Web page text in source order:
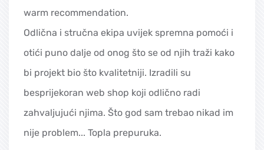
warm recommendation.
Odlična i stručna ekipa uvijek spremna pomoći i
otići puno dalje od onog što se od njih traži kako
bi projekt bio što kvalitetniji. Izradili su
besprijekoran web shop koji odlično radi
zahvaljujući njima. Što god sam trebao nikad im
nije problem... Topla prepuruka.